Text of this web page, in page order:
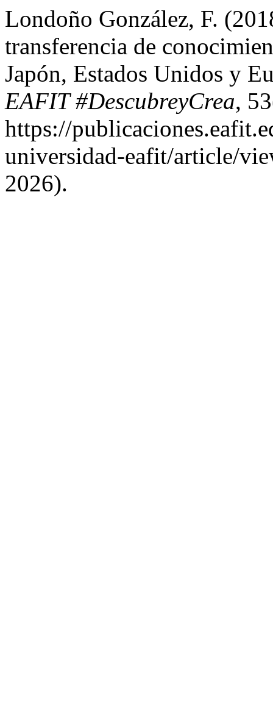
Londoño González, F.
transferencia de
Japón, Estados Unidos y
EAFIT #DescubreyCrea,
https://
universidad-eafit/article/
2026).